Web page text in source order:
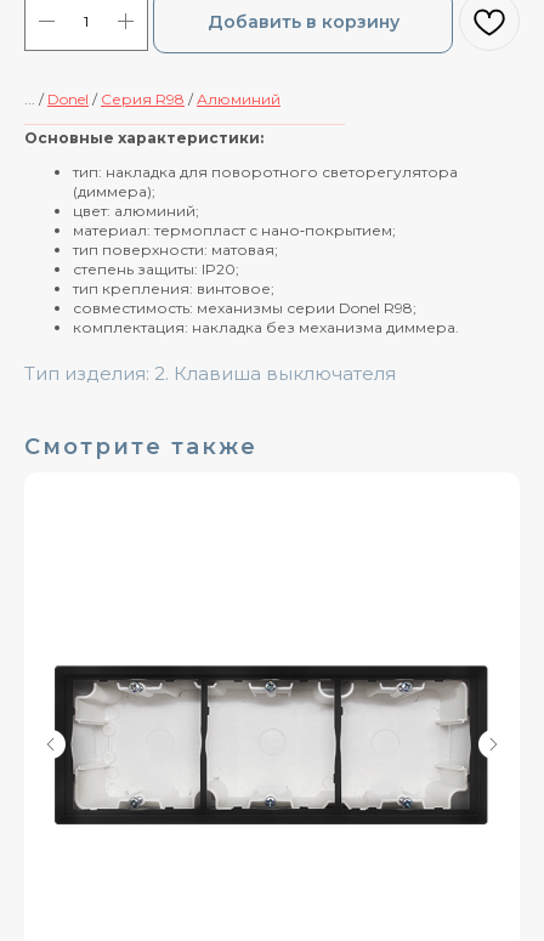
Добавить в корзину
... / Donel / Cерия R98 / Алюминий
Основные характеристики:
тип: накладка для поворотного светорегулятора
(диммера);
цвет: алюминий;
материал: термопласт с нано‑покрытием;
тип поверхности: матовая;
степень защиты: IP20;
тип крепления: винтовое;
совместимость: механизмы серии Donel R98;
комплектация: накладка без механизма диммера.
Тип изделия: 2. Клавиша выключателя
Смотрите также